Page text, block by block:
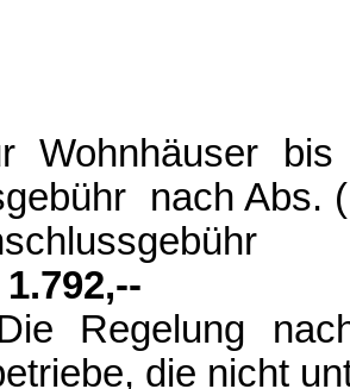
Wohnhäuser
nach Abs.
Regelung
die nicht